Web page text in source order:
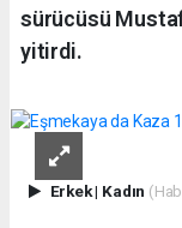
sürücüsü
yitirdi.
Erkek| Kadın